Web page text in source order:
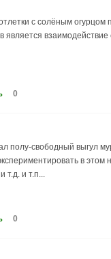
с солёным
0
полу-свободный выгул
в этом
т.д. и т.п...
0